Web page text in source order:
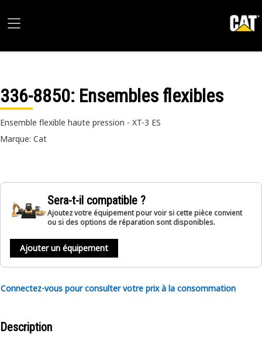
336-8850: Ensembles flexibles
Ensemble flexible haute pression - XT-3 ES
Marque: Cat
Sera-t-il compatible ?
Ajoutez votre équipement pour voir si cette pièce convient
ou si des options de réparation sont disponibles.
Ajouter un équipement
Connectez-vous pour consulter votre prix à la consommation
Description